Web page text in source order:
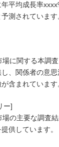
平均成長率
測されています
に関する本調
、関係者の意
含まれています
ー]
の主要な調査
供しています。